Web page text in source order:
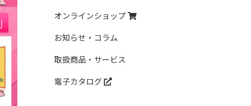
オンラインショップ
お知らせ・コラム
取扱商品・サービス
電子カタログ